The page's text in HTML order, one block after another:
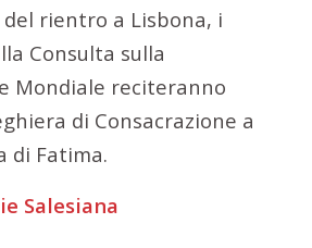
rientro a Lisbona, i
Consulta sulla
Mondiale reciteranno
di Consacrazione a
di Fatima.
Salesiana